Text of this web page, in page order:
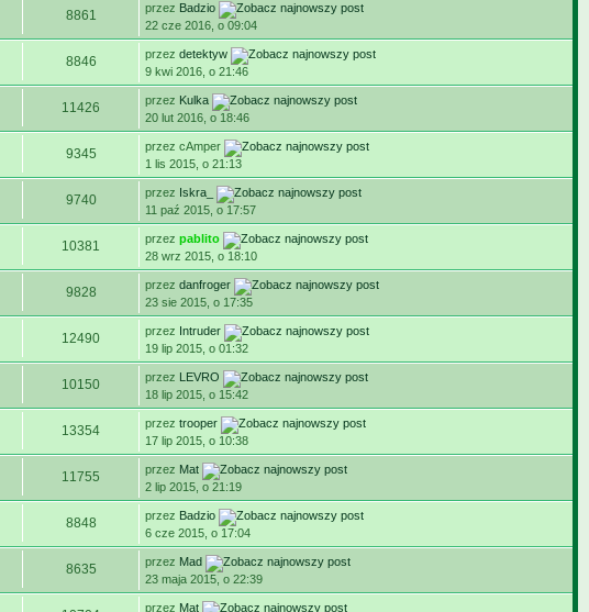
8861 przez Badzio
22 cze 2016, o 09:04
8846 przezdetektyw
9 kwi 2016, o 21:46
11426 przez Kulka
20 lut 2016, o 18:46
9345
przez cAmper
1 lis 2015, o 21:13
9740 przez Iskra_
11 paź 2015, o 17:57
10381 przezpablito
28 wrz 2015, o 18:10
9828 przezdanfroger
23 sie 2015, o 17:35
12490 przez Intruder
19 lip 2015, o 01:32
10150 przez LEVRO
18 lip 2015, o 15:42
13354 przeztrooper
17 lip 2015, o 10:38
11755 przez Mat
2 lip 2015, o 21:19
8848 przez Badzio
6 cze 2015, o 17:04
8635 przez Mad
23 maja 2015, o 22:39
przez Mat